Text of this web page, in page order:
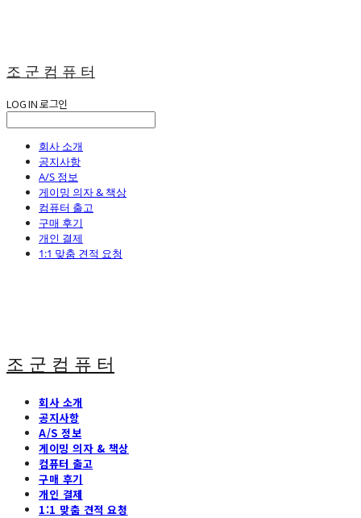
조 군 컴 퓨 터
LOG IN로그인
회사 소개
공지사항
A/S 정보
게이밍 의자 & 책상
컴퓨터 출고
구매 후기
개인 결제
1:1 맞춤 견적 요청
조 군 컴 퓨 터
회사 소개
공지사항
A/S 정보
게이밍 의자 & 책상
컴퓨터 출고
구매 후기
개인 결제
1:1 맞춤 견적 요청